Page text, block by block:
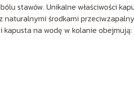
stawów. Unikalne właściwości
naturalnymi środkami
na wodę w kolanie obejmują: